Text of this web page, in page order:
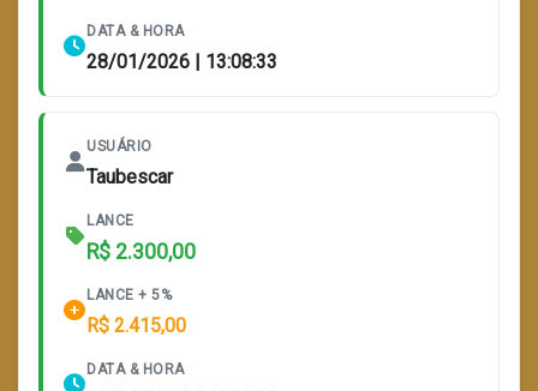
DATA & HORA
28/01/2026 | 13:08:33
USUÁRIO
Taubescar
LANCE
R$ 2.300,00
LANCE + 5%
R$ 2.415,00
DATA & HORA